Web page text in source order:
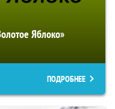
Яблоко»
ПОДРОБНЕЕ